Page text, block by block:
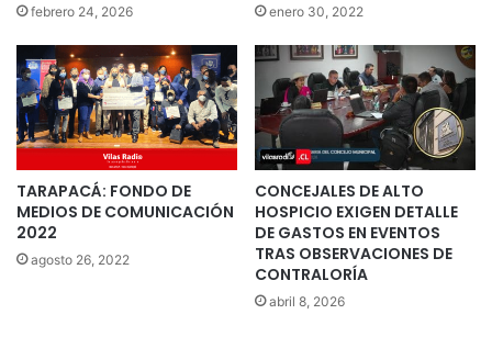
febrero 24, 2026 enero 30, 2022
TARAPACÁ: FONDO DE
MEDIOS DE COMUNICACIÓN
2022
agosto 26, 2022
CONCEJALES DE ALTO
HOSPICIO EXIGEN DETALLE
DE GASTOS EN EVENTOS
TRAS OBSERVACIONES DE
CONTRALORÍA
abril 8, 2026